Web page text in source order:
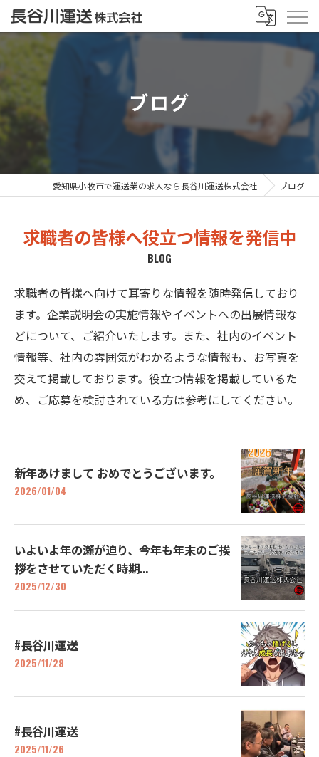
ブログ
愛知県小牧市で運送業の求人なら長谷川運送株式会社 ブログ
求職者の皆様へ役立つ情報を発信中
BLOG
求職者の皆様へ向けて耳寄りな情報を随時発信しており
ます。企業説明会の実施情報やイベントへの出展情報な
どについて、ご紹介いたします。また、社内のイベント
情報等、社内の雰囲気がわかるような情報も、お写真を
交えて掲載しております。役立つ情報を掲載しているた
め、ご応募を検討されている方は参考にしてください。
新年あけまして おめでとうございます。
2026/01/04
いよいよ年の瀬が迫り、今年も年末のご挨
拶をさせていただく時期...
2025/12/30
#長谷川運送
2025/11/28
#長谷川運送
2025/11/26